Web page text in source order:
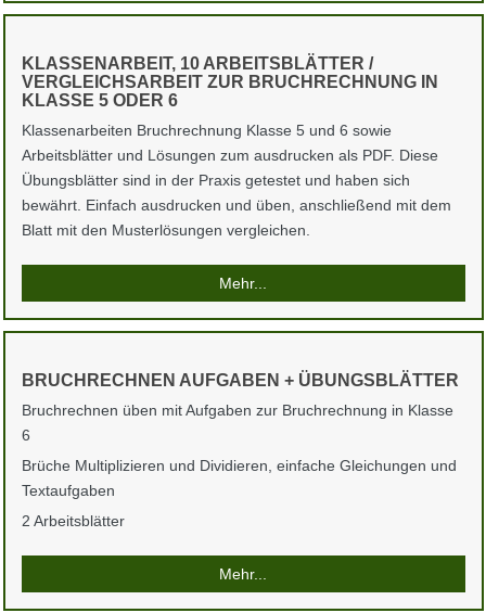
KLASSENARBEIT, 10 ARBEITSBLÄTTER /
VERGLEICHSARBEIT ZUR BRUCHRECHNUNG IN
KLASSE 5 ODER 6
Klassenarbeiten Bruchrechnung Klasse 5 und 6 sowie
Arbeitsblätter und Lösungen zum ausdrucken als PDF. Diese
Übungsblätter sind in der Praxis getestet und haben sich
bewährt. Einfach ausdrucken und üben, anschließend mit dem
Blatt mit den Musterlösungen vergleichen.
Mehr...
BRUCHRECHNEN AUFGABEN + ÜBUNGSBLÄTTER
Bruchrechnen üben mit Aufgaben zur Bruchrechnung in Klasse
6
Brüche Multiplizieren und Dividieren, einfache Gleichungen und
Textaufgaben
2 Arbeitsblätter
Mehr...